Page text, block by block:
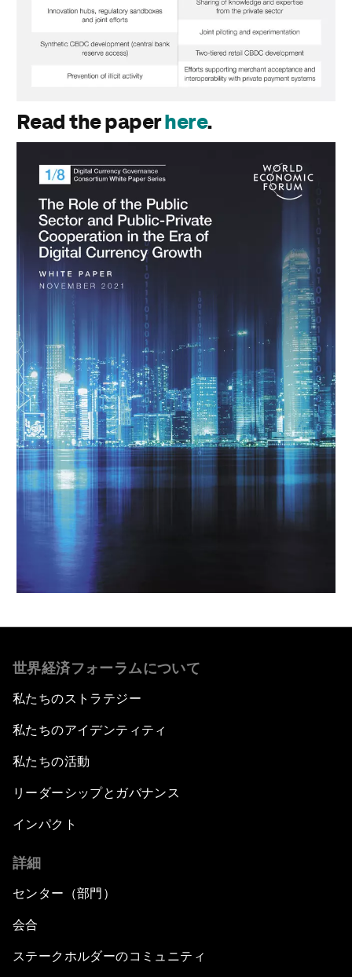
Read the paperhere.
世界経済フォーラムについて
私たちのストラテジー
私たちのアイデンティティ
私たちの活動
リーダーシップとガバナンス
インパクト
詳細
センター（部門）
会合
ステークホルダーのコミュニティ